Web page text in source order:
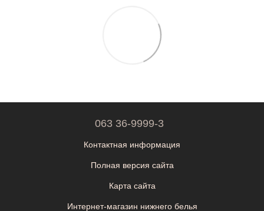
063 36-9999-3
Контактная информация
Полная версия сайта
Карта сайта
Интернет-магазин нижнего белья